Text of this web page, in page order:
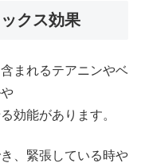
クス効果
まれるテアニンやベ
効能があります。
、緊張している時や